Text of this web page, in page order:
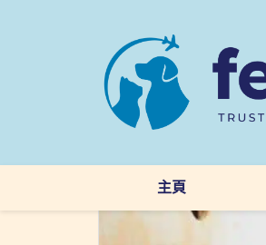
主頁